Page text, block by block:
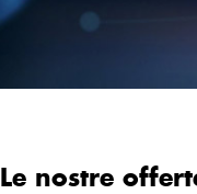
Le nostre